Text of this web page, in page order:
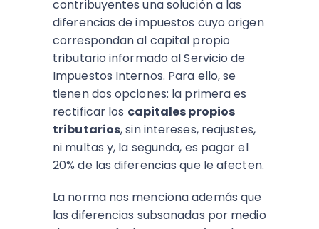
contribuyentes una solución a las
diferencias de impuestos cuyo origen
correspondan al capital propio
tributario informado al Servicio de
Impuestos Internos. Para ello, se
tienen dos opciones: la primera es
rectificar los capitales propios
tributarios, sin intereses, reajustes,
ni multas y, la segunda, es pagar el
20% de las diferencias que le afecten.
La norma nos menciona además que
las diferencias subsanadas por medio